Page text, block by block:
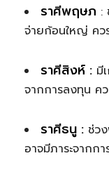
ราศีพฤษภ :
จ่ายก้อนใหญ่ คว
ราศีสิงห์ : มี
จากการลงทุน ค
ราศีธนู : ช่ว
อาจมีภาระจากก